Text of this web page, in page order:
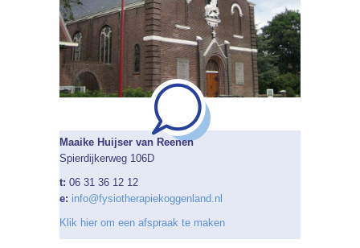
Maaike Huijser van Reenen
Spierdijkerweg 106D
t: 06 31 36 12 12
e: info@fysiotherapiekoggenland.nl
Klik hier om een afspraak te maken